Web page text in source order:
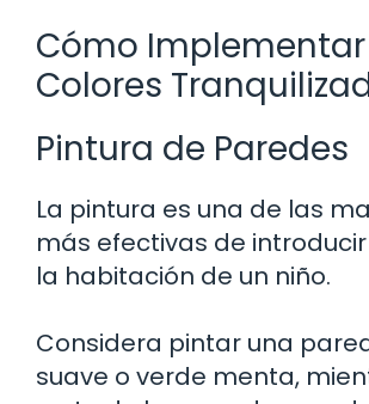
Cómo
Colores
Pintura de Paredes
La pintura es una de las
más efectivas de
la habitación de un niño.
Considera pintar una
suave o verde menta,